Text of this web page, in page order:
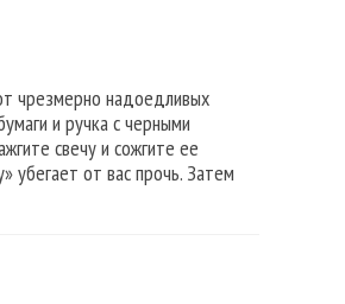
чрезмерно надоедливых
и ручка с черными
свечу и сожгите ее
убегает от вас прочь. Затем